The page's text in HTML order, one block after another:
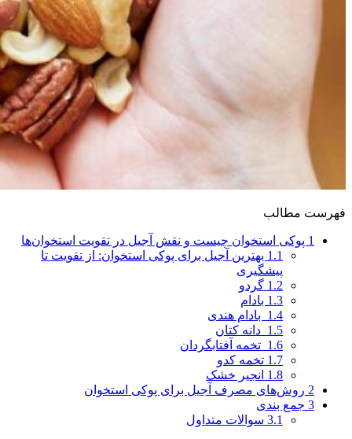
فهرست مطالب
1 پوکی استخوان چیست و نقش آجیل در تقویت استخوان‌ها
1.1 بهترین آجیل برای پوکی استخوان: از تقویت تا
پیشگیری
1.2 گردو
1.3 بادام
1.4 بادام هندی
1.5 دانه کتان
1.6 تخمه آفتابگردان
1.7 تخمه کدو
1.8 انجیر خشک
2 روش‌های مصرف آجیل برای پوکی استخوان
3 جمع بندی
3.1 سوالات متداول